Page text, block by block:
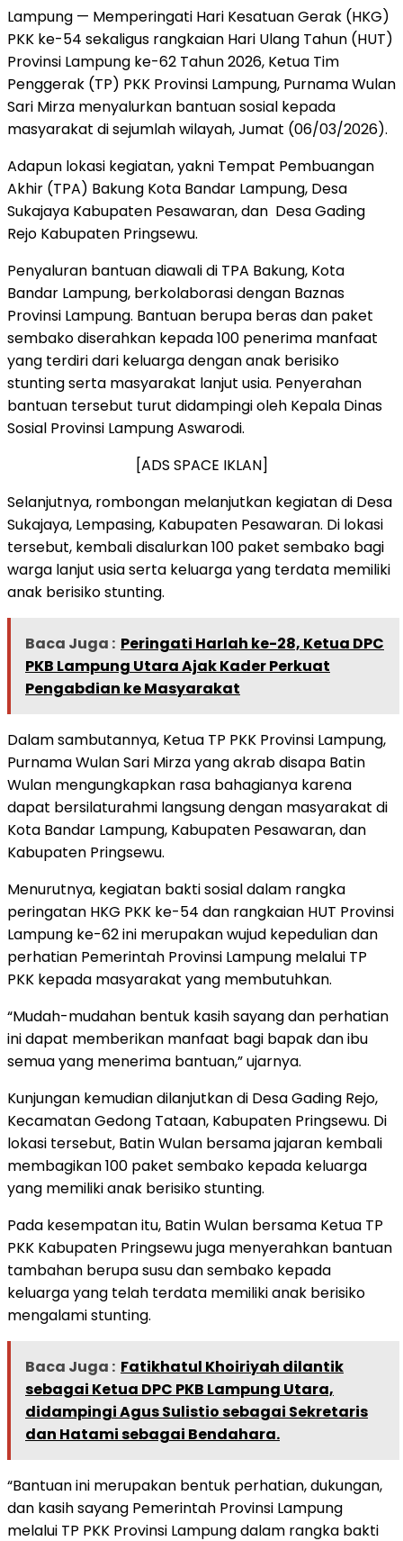
Lampung — Memperingati Hari Kesatuan Gerak (HKG)
PKK ke-54 sekaligus rangkaian Hari Ulang Tahun (HUT)
Provinsi Lampung ke-62 Tahun 2026, Ketua Tim
Penggerak (TP) PKK Provinsi Lampung, Purnama Wulan
Sari Mirza menyalurkan bantuan sosial kepada
masyarakat di sejumlah wilayah, Jumat (06/03/2026).
Adapun lokasi kegiatan, yakni Tempat Pembuangan
Akhir (TPA) Bakung Kota Bandar Lampung, Desa
Sukajaya Kabupaten Pesawaran, dan Desa Gading
Rejo Kabupaten Pringsewu.
Penyaluran bantuan diawali di TPA Bakung, Kota
Bandar Lampung, berkolaborasi dengan Baznas
Provinsi Lampung. Bantuan berupa beras dan paket
sembako diserahkan kepada 100 penerima manfaat
yang terdiri dari keluarga dengan anak berisiko
stunting serta masyarakat lanjut usia. Penyerahan
bantuan tersebut turut didampingi oleh Kepala Dinas
Sosial Provinsi Lampung Aswarodi.
[ADS SPACE IKLAN]
Selanjutnya, rombongan melanjutkan kegiatan di Desa
Sukajaya, Lempasing, Kabupaten Pesawaran. Di lokasi
tersebut, kembali disalurkan 100 paket sembako bagi
warga lanjut usia serta keluarga yang terdata memiliki
anak berisiko stunting.
Baca Juga : Peringati Harlah ke-28, Ketua DPC
PKB Lampung Utara Ajak Kader Perkuat
Pengabdian ke Masyarakat
Dalam sambutannya, Ketua TP PKK Provinsi Lampung,
Purnama Wulan Sari Mirza yang akrab disapa Batin
Wulan mengungkapkan rasa bahagianya karena
dapat bersilaturahmi langsung dengan masyarakat di
Kota Bandar Lampung, Kabupaten Pesawaran, dan
Kabupaten Pringsewu.
Menurutnya, kegiatan bakti sosial dalam rangka
peringatan HKG PKK ke-54 dan rangkaian HUT Provinsi
Lampung ke-62 ini merupakan wujud kepedulian dan
perhatian Pemerintah Provinsi Lampung melalui TP
PKK kepada masyarakat yang membutuhkan.
“Mudah-mudahan bentuk kasih sayang dan perhatian
ini dapat memberikan manfaat bagi bapak dan ibu
semua yang menerima bantuan,” ujarnya.
Kunjungan kemudian dilanjutkan di Desa Gading Rejo,
Kecamatan Gedong Tataan, Kabupaten Pringsewu. Di
lokasi tersebut, Batin Wulan bersama jajaran kembali
membagikan 100 paket sembako kepada keluarga
yang memiliki anak berisiko stunting.
Pada kesempatan itu, Batin Wulan bersama Ketua TP
PKK Kabupaten Pringsewu juga menyerahkan bantuan
tambahan berupa susu dan sembako kepada
keluarga yang telah terdata memiliki anak berisiko
mengalami stunting.
Baca Juga : Fatikhatul Khoiriyah dilantik
sebagai Ketua DPC PKB Lampung Utara,
didampingi Agus Sulistio sebagai Sekretaris
dan Hatami sebagai Bendahara.
“Bantuan ini merupakan bentuk perhatian, dukungan,
dan kasih sayang Pemerintah Provinsi Lampung
melalui TP PKK Provinsi Lampung dalam rangka bakti